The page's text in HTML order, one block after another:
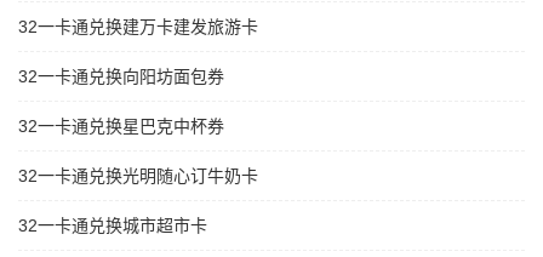
32一卡通兑换建万卡建发旅游卡
32一卡通兑换向阳坊面包券
32一卡通兑换星巴克中杯券
32一卡通兑换光明随心订牛奶卡
32一卡通兑换城市超市卡